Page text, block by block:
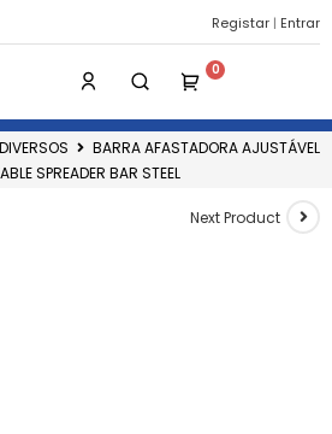
Registar | Entrar
DIVERSOS
BARRA AFASTADORA AJUSTÁVEL
SPREADER BAR STEEL
Next Product